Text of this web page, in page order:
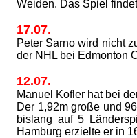
Weiden. Das Spiel
17.07.
Peter Sarno wird nicht
der NHL bei Edmonton
12.07.
Manuel Kofler hat bei
Der 1,92m große und
bislang auf 5
Hamburg erzielte er in